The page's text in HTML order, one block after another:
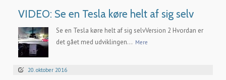
VIDEO: Se en Tesla køre helt af sig selv
Se en Tesla køre helt af sig selvVersion 2 Hvordan er
det gået med udviklingen... Mere
20. oktober 2016